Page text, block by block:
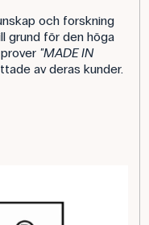
och forskning
grund för den höga
"MADE IN
av deras kunder.